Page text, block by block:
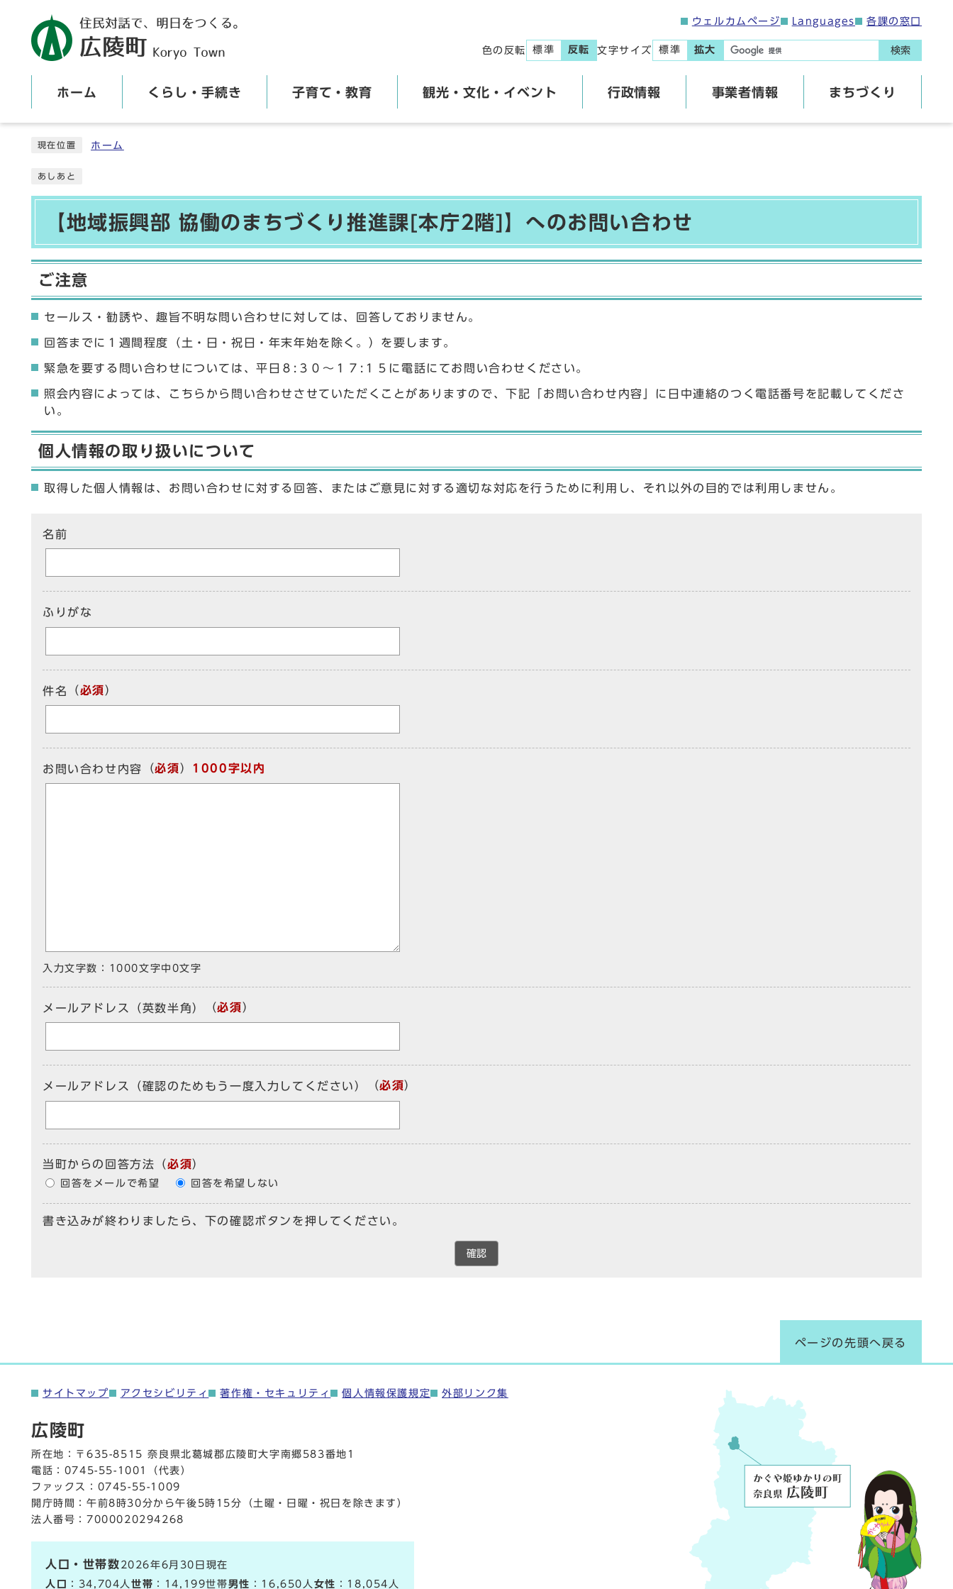
ウェルカムページ Languages 各課の窓口
色の反転 標準 反転 文字サイズ 標準 拡大 検索
ホーム くらし・手続き 子育て・教育 観光・文化・イベント 行政情報 事業者情報 まちづくり
現在位置 ホーム
あしあと
【地域振興部 協働のまちづくり推進課[本庁2階]】へのお問い合わせ
ご注意
セールス・勧誘や、趣旨不明な問い合わせに対しては、回答しておりません。
回答までに１週間程度（土・日・祝日・年末年始を除く。）を要します。
緊急を要する問い合わせについては、平日８:３０〜１７:１５に電話にてお問い合わせください。
照会内容によっては、こちらから問い合わせさせていただくことがありますので、下記「お問い合わせ内容」に日中連絡のつく電話番号を記載してくださ
い。
個人情報の取り扱いについて
取得した個人情報は、お問い合わせに対する回答、またはご意見に対する適切な対応を行うために利用し、それ以外の目的では利用しません。
名前
ふりがな
件名 （必須）
お問い合わせ内容 （必須） 1000字以内
入力文字数： 1000文字中 0文字
メールアドレス（英数半角） （必須）
メールアドレス（確認のためもう一度入力してください） （必須）
当町からの回答方法 （必須）
回答をメールで希望 回答を希望しない
書き込みが終わりましたら、下の確認ボタンを押してください。
確認
ページの先頭へ戻る
サイトマップ アクセシビリティ 著作権・セキュリティ 個人情報保護規定 外部リンク集
広陵町
所在地：〒635-8515 奈良県北葛城郡広陵町大字南郷583番地1
電話： 0745-55-1001
（代表）
ファックス：0745-55-1009
開庁時間：午前8時30分から午後5時15分（土曜・日曜・祝日を除きます）
法人番号：7000020294268
人口・世帯数 2026年6月30日現在
人口
：34,704人世帯 ：14,199世帯男性 ：16,650人 女性 ：18,054人